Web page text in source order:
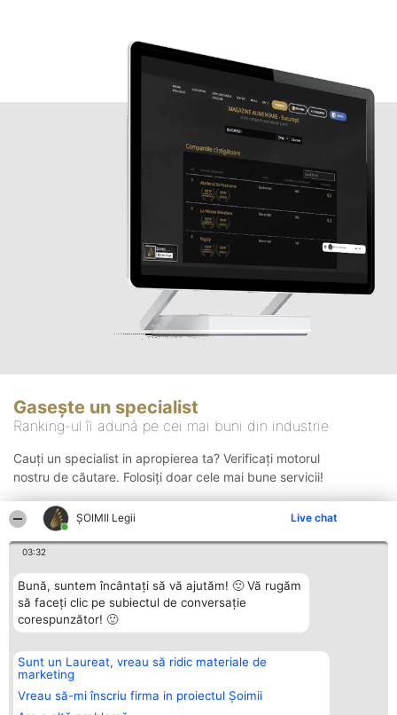
ȘOIMII Legii Live chat
03:32
Bună, suntem încântați să vă ajutăm! 🙂 Vă rugăm
să faceți clic pe subiectul de conversație
corespunzător! 🙂
Sunt un Laureat, vreau să ridic materiale de
marketing
Vreau să-mi înscriu firma in proiectul Șoimii
Gasește un specialist
Ranking-ul îi adună pe cei mai buni din industrie
Cauți un specialist in apropierea ta? Verificați motorul
nostru de căutare. Folosiți doar cele mai bune servicii!
Organizator Ranking
BRIGHT SOLUTIONS BR SRL
Aleea Timisul De Sus 2 Bl. A30
Sc. A Et. 4 Ap. 13 Cod 061952
Plebiscyt
Lista Tuturor
Laureaților
Contact